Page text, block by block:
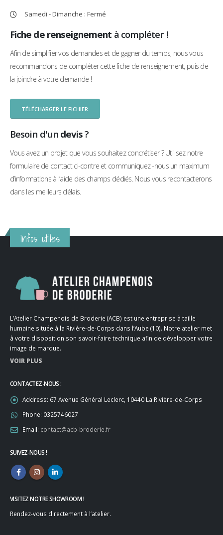
Samedi - Dimanche : Fermé
Fiche de renseignement à compléter !
Afin de simplifier vos demandes et de gagner du temps, nous vous
recommandons de compléter cette fiche de renseignement, puis de
la joindre à votre demande !
TÉLÉCHARGER LE FICHIER
Besoin d'un devis?
Vous avez un projet que vous souhaitez concrétiser ? Utilisez notre
formulaire de contact ci-contre et communiquez -nous un maximum
d’informations à l’aide des champs dédiés. Nous vous recontacterons
dans les meilleurs délais.
Infos utiles
L’Atelier Champenois de Broderie (ACB) est une entreprise à taille
humaine située à la Rivière-de-Corps dans l’Aube (10). Notre atelier met
à votre disposition son savoir-faire technique afin de développer votre
image de marque.
VOIR PLUS
CONTACTEZ-NOUS :
Address: 67 Avenue Général Leclerc, 10440 La Rivière-de-Corps
Phone: 0325746027
Email: contact@acb-broderie.fr
SUIVEZ-NOUS !
VISITEZ NOTRE SHOWROOM !
Rendez-vous directement à l’atelier.